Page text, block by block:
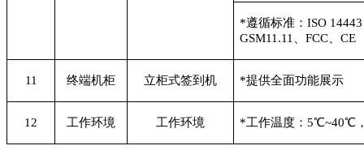
*遵循标准：ISO
GSM11.11、FCC、CE
11 终端机柜 立柜式签到机 *提供全面功能展示
12 工作环境 工作环境 *工作温度：5℃~40℃